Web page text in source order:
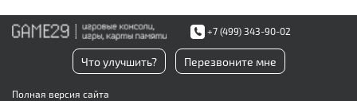
+7 (499) 343-90-02
Что улучшить? Перезвоните мне
Полная версия сайта